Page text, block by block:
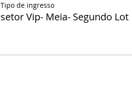
Tipo de ingresso
setor Vip- Meia- Segundo Lot